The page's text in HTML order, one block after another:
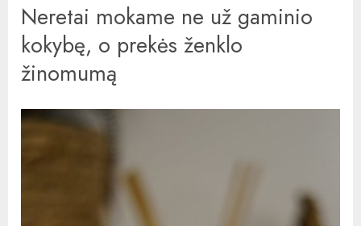
Neretai mokame ne už gaminio
kokybę, o prekės ženklo
žinomumą